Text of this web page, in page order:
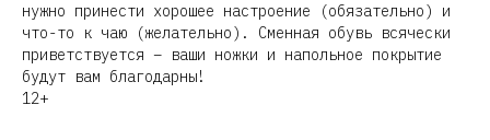
нужно принести хорошее настроение (обязательно) и
что-то к чаю (желательно). Сменная обувь всячески
приветствуется – ваши ножки и напольное покрытие
будут вам благодарны!
12+